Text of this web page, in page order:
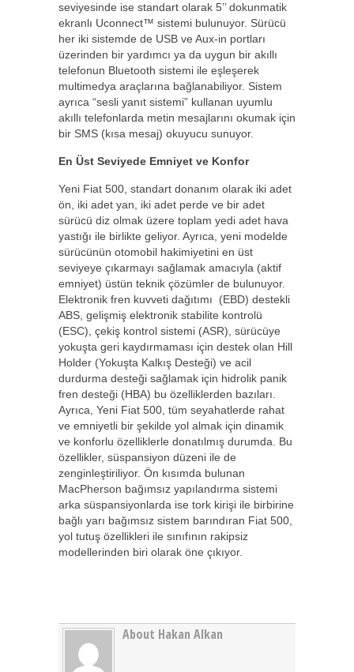
seviyesinde ise standart olarak 5’’ dokunmatik
ekranlı Uconnect™ sistemi bulunuyor. Sürücü
her iki sistemde de USB ve Aux-in portları
üzerinden bir yardımcı ya da uygun bir akıllı
telefonun Bluetooth sistemi ile eşleşerek
multimedya araçlarına bağlanabiliyor. Sistem
ayrıca “sesli yanıt sistemi” kullanan uyumlu
akıllı telefonlarda metin mesajlarını okumak için
bir SMS (kısa mesaj) okuyucu sunuyor.
En Üst Seviyede Emniyet ve Konfor
Yeni Fiat 500, standart donanım olarak iki adet
ön, iki adet yan, iki adet perde ve bir adet
sürücü diz olmak üzere toplam yedi adet hava
yastığı ile birlikte geliyor. Ayrıca, yeni modelde
sürücünün otomobil hakimiyetini en üst
seviyeye çıkarmayı sağlamak amacıyla (aktif
emniyet) üstün teknik çözümler de bulunuyor.
Elektronik fren kuvveti dağıtımı (EBD) destekli
ABS, gelişmiş elektronik stabilite kontrolü
(ESC), çekiş kontrol sistemi (ASR), sürücüye
yokuşta geri kaydırmaması için destek olan Hill
Holder (Yokuşta Kalkış Desteği) ve acil
durdurma desteği sağlamak için hidrolik panik
fren desteği (HBA) bu özelliklerden bazıları.
Ayrıca, Yeni Fiat 500, tüm seyahatlerde rahat
ve emniyetli bir şekilde yol almak için dinamik
ve konforlu özelliklerle donatılmış durumda. Bu
özellikler, süspansiyon düzeni ile de
zenginleştiriliyor. Ön kısımda bulunan
MacPherson bağımsız yapılandırma sistemi
arka süspansiyonlarda ise tork kirişi ile birbirine
bağlı yarı bağımsız sistem barındıran Fiat 500,
yol tutuş özellikleri ile sınıfının rakipsiz
modellerinden biri olarak öne çıkıyor.
About Hakan Alkan